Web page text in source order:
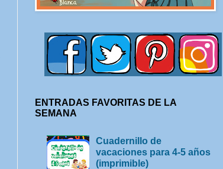
ENTRADAS FAVORITAS DE LA
SEMANA
Cuadernillo de
vacaciones para 4-5 años
(imprimible)